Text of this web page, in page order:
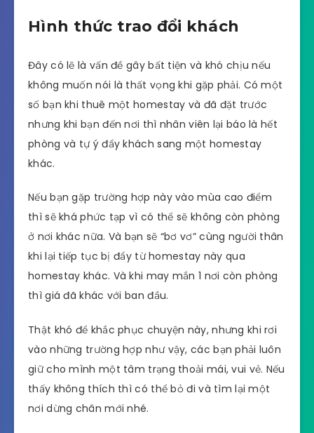
Hình thức trao đổi khách
Đây có lẽ là vấn đề gây bất tiện và khó chịu nếu
không muốn nói là thất vọng khi gặp phải. Có một
số bạn khi thuê một homestay và đã đặt trước
nhưng khi bạn đến nơi thì nhân viên lại báo là hết
phòng và tự ý đẩy khách sang một homestay
khác.
Nếu bạn gặp trường hợp này vào mùa cao điểm
thì sẽ khá phức tạp vì có thể sẽ không còn phòng
ở nơi khác nữa. Và bạn sẽ “bơ vơ” cùng người thân
khi lại tiếp tục bị đẩy từ homestay này qua
homestay khác. Và khi may mắn 1 nơi còn phòng
thì giá đã khác với ban đầu.
Thật khó để khắc phục chuyện này, nhưng khi rơi
vào những trường hợp như vậy, các bạn phải luôn
giữ cho mình một tâm trạng thoải mái, vui vẻ. Nếu
thấy không thích thì có thể bỏ đi và tìm lại một
nơi dừng chân mới nhé.